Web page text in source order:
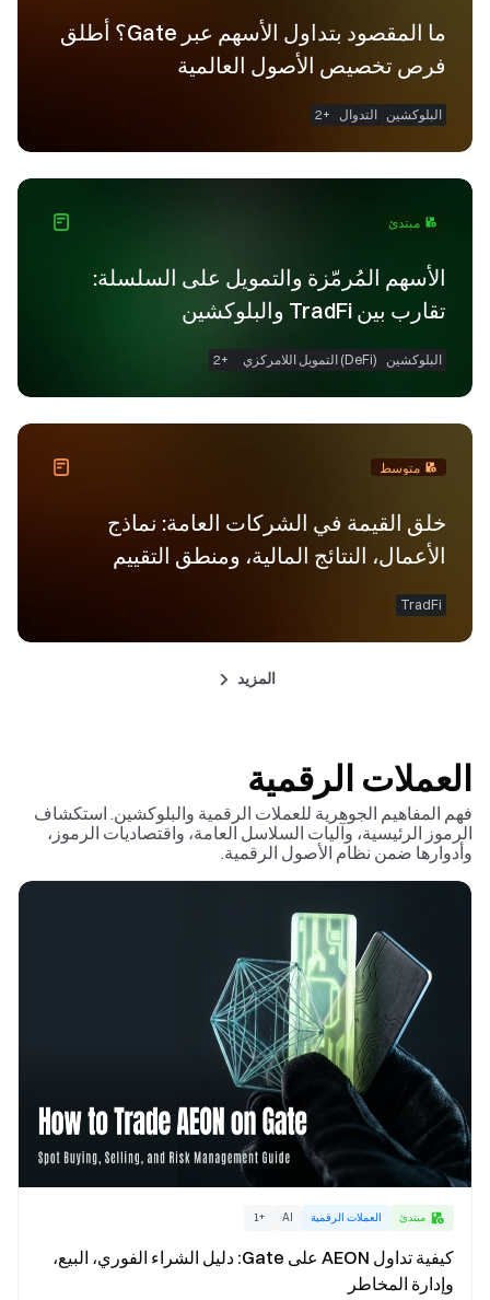
ما المقصود بتداول الأسهم عبر Gate؟ أطلق
فرص تخصيص الأصول العالمية
البلوكشين التدوال +
2
مبتدئ
الأسهم المُرمّزة والتمويل على السلسلة:
تقارب بين TradFi والبلوكشين
البلوكشين (DeFi) التمويل اللامركزي +
2
متوسط
خلق القيمة في الشركات العامة: نماذج
الأعمال، النتائج المالية، ومنطق التقييم
TradFi
المزيد
العملات الرقمية
فهم المفاهيم الجوهرية للعملات الرقمية والبلوكشين. استكشاف
الرموز الرئيسية، وآليات السلاسل العامة، واقتصاديات الرموز،
وأدوارها ضمن نظام الأصول الرقمية.
مبتدئ العملات الرقمية AI
+
1
كيفية تداول AEON على Gate: دليل الشراء الفوري، البيع،
وإدارة المخاطر